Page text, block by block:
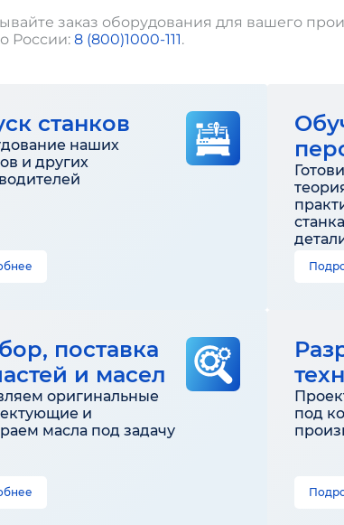
заказ оборудования для вашего
России: 8 (800)1000-111.
станков
наших
и других
поставка
и масел
оригинальные
и
масла под задачу
под